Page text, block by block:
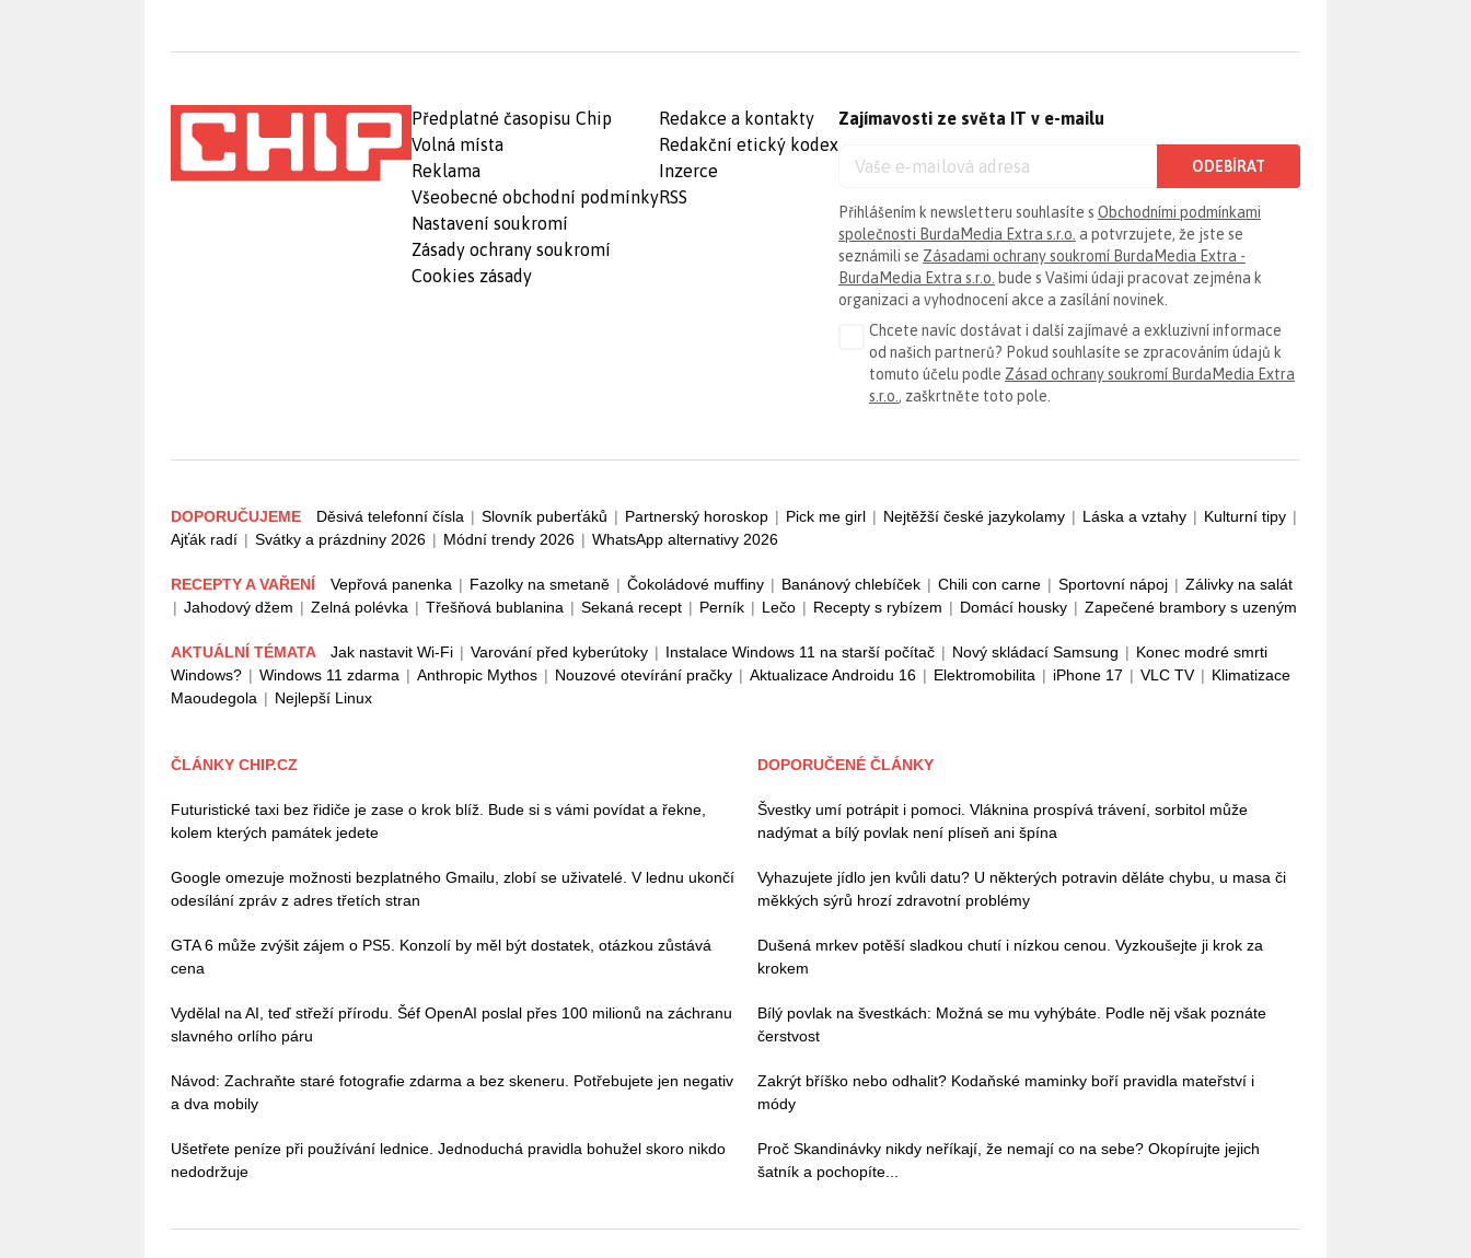
Předplatné časopisu Chip
Volná místa
Reklama
Všeobecné obchodní podmínky
Nastavení soukromí
Zásady ochrany soukromí
Cookies zásady
Redakce a kontakty
Redakční etický kodex
Inzerce
RSS
Zajímavosti ze světa IT v e-mailu
ODEBÍRAT
Přihlášením k newsletteru souhlasíte s Obchodními podmínkami
společnosti BurdaMedia Extra s.r.o. a potvrzujete, že jste se
seznámili se Zásadami ochrany soukromí BurdaMedia Extra -
BurdaMedia Extra s.r.o. bude s Vašimi údaji pracovat zejména k
organizaci a vyhodnocení akce a zasílání novinek.
Chcete navíc dostávat i další zajímavé a exkluzivní informace
od našich partnerů? Pokud souhlasíte se zpracováním údajů k
tomuto účelu podle Zásad ochrany soukromí BurdaMedia Extra
s.r.o. , zaškrtněte toto pole.
DOPORUČUJEME Děsivá telefonní čísla | Slovník puberťáků | Partnerský horoskop | Pick me girl | Nejtěžší české jazykolamy | Láska a vztahy | Kulturní tipy |
Ajťák radí | Svátky a prázdniny 2026 | Módní trendy 2026 | WhatsApp alternativy 2026
RECEPTY A VAŘENÍ Vepřová panenka | Fazolky na smetaně | Čokoládové muffiny | Banánový chlebíček | Chili con carne | Sportovní nápoj | Zálivky na salát
| Jahodový džem | Zelná polévka | Třešňová bublanina | Sekaná recept | Perník | Lečo | Recepty s rybízem | Domácí housky | Zapečené brambory s uzeným
AKTUÁLNÍ TÉMATA Jak nastavit Wi-Fi | Varování před kyberútoky | Instalace Windows 11 na starší počítač | Nový skládací Samsung | Konec modré smrti
Windows? | Windows 11 zdarma | Anthropic Mythos | Nouzové otevírání pračky | Aktualizace Androidu 16 | Elektromobilita | iPhone 17 | VLC TV | Klimatizace
Maoudegola | Nejlepší Linux
ČLÁNKY CHIP.CZ
Futuristické taxi bez řidiče je zase o krok blíž. Bude si s vámi povídat a řekne,
kolem kterých památek jedete
Google omezuje možnosti bezplatného Gmailu, zlobí se uživatelé. V lednu ukončí
odesílání zpráv z adres třetích stran
GTA 6 může zvýšit zájem o PS5. Konzolí by měl být dostatek, otázkou zůstává
cena
Vydělal na AI, teď střeží přírodu. Šéf OpenAI poslal přes 100 milionů na záchranu
slavného orlího páru
Návod: Zachraňte staré fotografie zdarma a bez skeneru. Potřebujete jen negativ
a dva mobily
Ušetřete peníze při používání lednice. Jednoduchá pravidla bohužel skoro nikdo
nedodržuje
DOPORUČENÉ ČLÁNKY
Švestky umí potrápit i pomoci. Vláknina prospívá trávení, sorbitol může
nadýmat a bílý povlak není plíseň ani špína
Vyhazujete jídlo jen kvůli datu? U některých potravin děláte chybu, u masa či
měkkých sýrů hrozí zdravotní problémy
Dušená mrkev potěší sladkou chutí i nízkou cenou. Vyzkoušejte ji krok za
krokem
Bílý povlak na švestkách: Možná se mu vyhýbáte. Podle něj však poznáte
čerstvost
Zakrýt bříško nebo odhalit? Kodaňské maminky boří pravidla mateřství i
módy
Proč Skandinávky nikdy neříkají, že nemají co na sebe? Okopírujte jejich
šatník a pochopíte...